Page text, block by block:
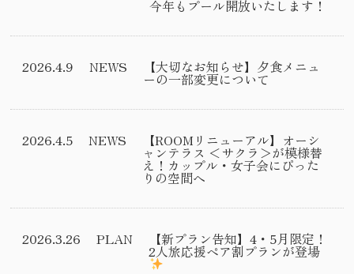
今年もプール開放いたします！
2026.4.9 NEWS 【大切なお知らせ】夕食メニュ
ーの一部変更について
2026.4.5 NEWS 【ROOMリニューアル】オーシ
ャンテラス ＜サクラ＞が模様替
え！カップル・女子会にぴった
りの空間へ
2026.3.26 PLAN 【新プラン告知】4・5月限定！
2人旅応援ペア割プランが登場